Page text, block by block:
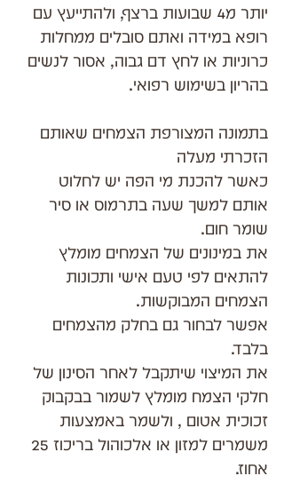
יותר מ4 שבועות ברצף, ולהתייעץ עם
רופא במידה ואתם סובלים ממחלות
כרוניות או לחץ דם גבוה, אסור לנשים
בהריון בשימוש רפואי.
בתמונה המצורפת הצמחים שאותם
הזכרתי מעלה
כאשר להכנת מי הפה יש לחלוט
אותם למשך שעה בתרמוס או סיר
שומר חום.
את במינונים של הצמחים מומלץ
להתאים לפי טעם אישי ותכונות
הצמחים המבוקשות.
אפשר לבחור גם בחלק מהצמחים
בלבד.
את המיצוי שיתקבל לאחר הסינון של
חלקי הצמח מומלץ לשמור בבקבוק
זכוכית אטום , ולשמר באמצעות
אחוז.